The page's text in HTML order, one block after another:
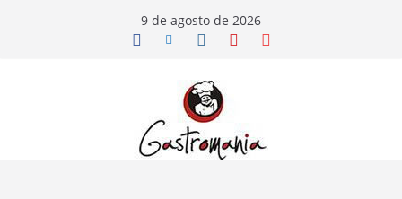
9 de agosto de 2026